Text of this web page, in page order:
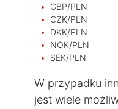
GBP/PLN
CZK/PLN
DKK/PLN
NOK/PLN
SEK/PLN
W przypadku
jest wiele